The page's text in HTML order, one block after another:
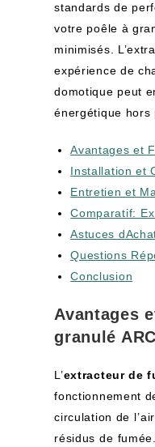
standards‌ de
‌votre poêle à
minimisés.
expérience de
domotique peut
énergétique hors
Avantages et
Installation et
Entretien et
Comparatif:⁤
Astuces
Questions
Conclusion
Avantages
granulé
L’extracteur​ de‍
fonctionnement
circulation de⁢
résidus de⁢